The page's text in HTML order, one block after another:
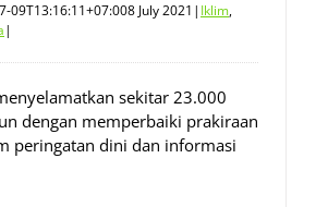
09T13:16:11+07:008 July 2021 | Iklim,
|
sekitar 23.000
dengan memperbaiki prakiraan
peringatan dini dan informasi